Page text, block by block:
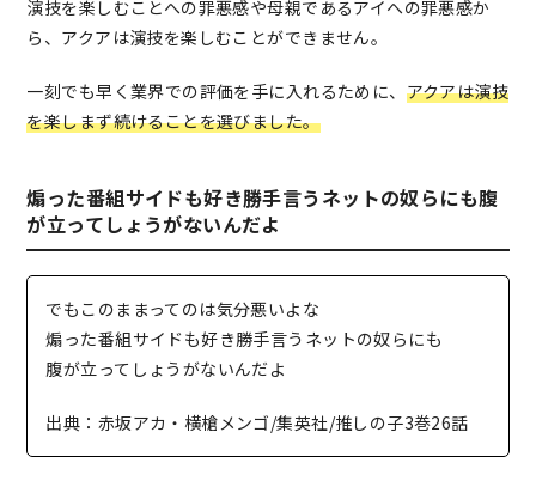
演技を楽しむことへの罪悪感や母親であるアイへの罪悪感か
ら、アクアは演技を楽しむことができません。
一刻でも早く業界での評価を手に入れるために、 アクアは演技
を楽しまず続けることを選びました。
煽った番組サイドも好き勝手言うネットの奴らにも腹
が立ってしょうがないんだよ
でもこのままってのは気分悪いよな
煽った番組サイドも好き勝手言うネットの奴らにも
腹が立ってしょうがないんだよ
出典：赤坂アカ・横槍メンゴ/集英社/推しの子3巻26話